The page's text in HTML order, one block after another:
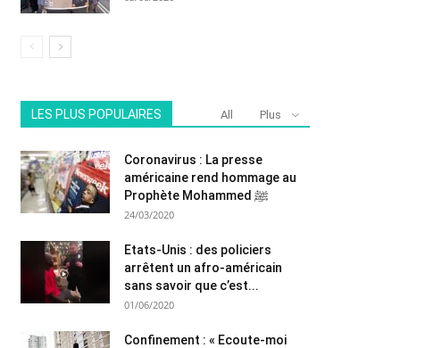
LES PLUS POPULAIRES All Plus
Coronavirus : La presse
américaine rend hommage au
Prophète Mohammed ﷺ
24/03/2020
Etats-Unis : des policiers
arrêtent un afro-américain
sans savoir que c’est...
01/06/2020
Confinement : « Ecoute-moi